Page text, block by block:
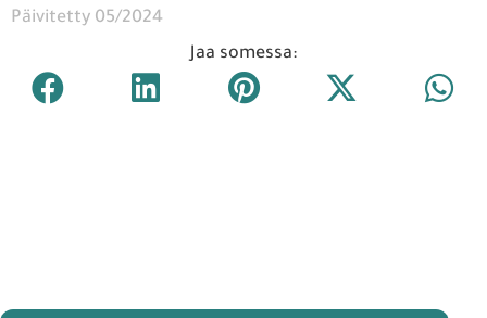
Päivitetty 05/2024
Jaa somessa: